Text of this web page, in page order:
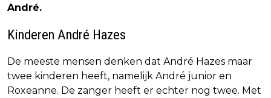
André.
Kinderen André Hazes
De meeste mensen denken dat André Hazes maar
twee kinderen heeft, namelijk André junior en
Roxeanne. De zanger heeft er echter nog twee. Met